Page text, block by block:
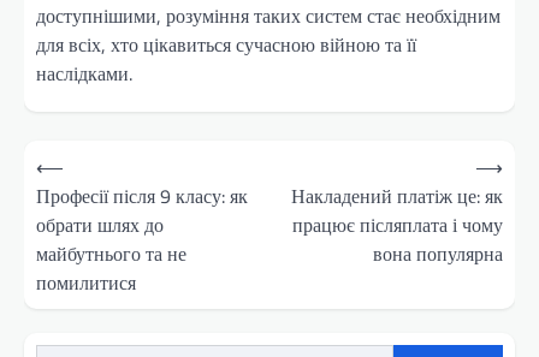
доступнішими, розуміння таких систем стає необхідним
для всіх, хто цікавиться сучасною війною та її
наслідками.
Навігація
записів
⟵
Професії після 9 класу: як
обрати шлях до
майбутнього та не
помилитися
Накладений платіж це: як
працює післяплата і чому
вона популярна
⟶